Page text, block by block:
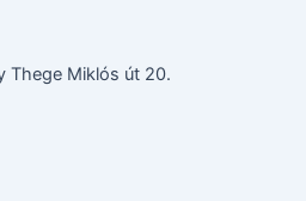
Thege Miklós út 20.